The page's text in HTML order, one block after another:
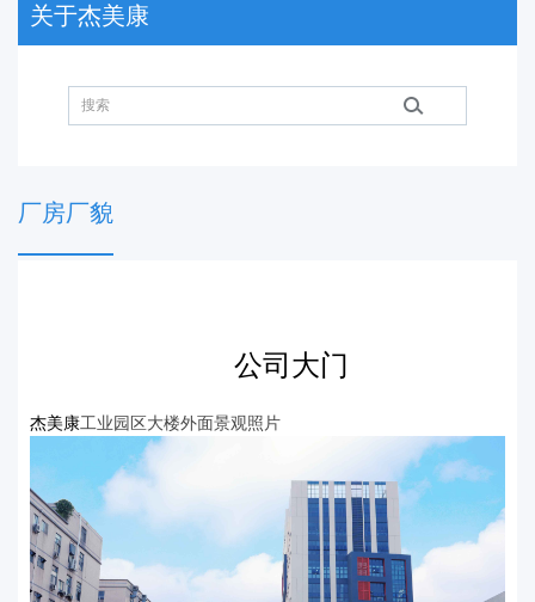
关于杰美康
厂房厂貌
公司大门
杰美康工业园区大楼外面景观照片